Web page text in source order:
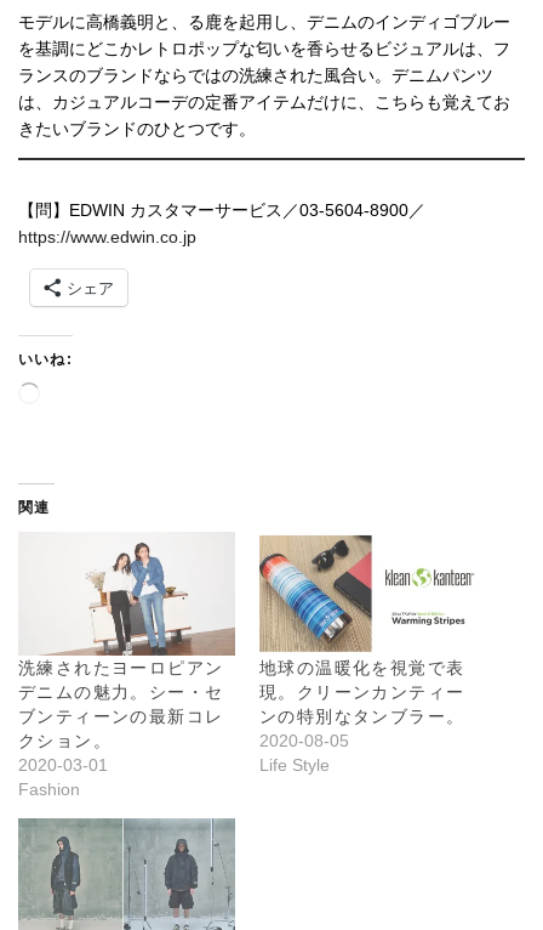
モデルに高橋義明と、る鹿を起用し、デニムのインディゴブルー
を基調にどこかレトロポップな匂いを香らせるビジュアルは、フ
ランスのブランドならではの洗練された風合い。デニムパンツ
は、カジュアルコーデの定番アイテムだけに、こちらも覚えてお
きたいブランドのひとつです。
【問】EDWIN カスタマーサービス／03-5604-8900／
https://www.edwin.co.jp
シェア
いいね:
中
関連
洗練されたヨーロピアン
デニムの魅力。シー・セ
ブンティーンの最新コレ
クション。
2020-03-01
Fashion
地球の温暖化を視覚で表
現。クリーンカンティー
ンの特別なタンブラー。
2020-08-05
Life Style